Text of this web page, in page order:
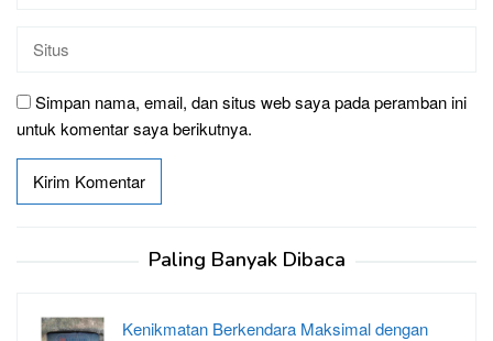
Simpan nama, email, dan situs web saya pada peramban ini
untuk komentar saya berikutnya.
Paling Banyak Dibaca
Kenikmatan Berkendara Maksimal dengan